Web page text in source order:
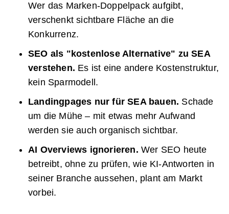
Wer das Marken-Doppelpack aufgibt,
verschenkt sichtbare Fläche an die
Konkurrenz.
SEO als "kostenlose Alternative" zu SEA
verstehen. Es ist eine andere Kostenstruktur,
kein Sparmodell.
Landingpages nur für SEA bauen. Schade
um die Mühe – mit etwas mehr Aufwand
werden sie auch organisch sichtbar.
AI Overviews ignorieren. Wer SEO heute
betreibt, ohne zu prüfen, wie KI-Antworten in
seiner Branche aussehen, plant am Markt
vorbei.